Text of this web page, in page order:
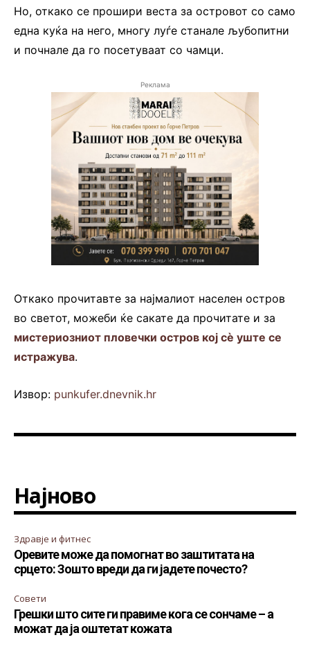
Но, откако се прошири веста за островот со само
една куќа на него, многу луѓе станале љубопитни
и почнале да го посетуваат со чамци.
Реклама
Откако прочитавте за најмалиот населен остров
во светот, можеби ќе сакате да прочитате и за
мистериозниот пловечки остров кој сè уште се
истражува.
Извор: punkufer.dnevnik.hr
Најново
Здравје и фитнес
Оревите може да помогнат во заштитата на
срцето: Зошто вреди да ги јадете почесто?
Совети
Грешки што сите ги правиме кога се сончаме – а
можат да ја оштетат кожата